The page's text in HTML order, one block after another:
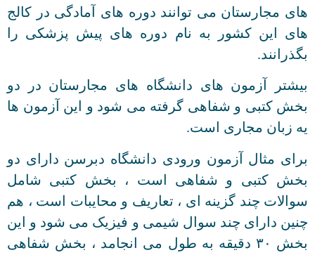
های مجارستان می توانند دوره های آمادگی در کالج
های این کشور به نام دوره های پیش پزشکی را
بگذرانند.
بیشتر آزمون های دانشگاه های مجارستان در دو
بخش کتبی و شفاهی گرفته می شود و این آزمون ها
یه زبان مجاری است.
برای مثال آزمون ورودی دانشگاه دبرسن دارای دو
بخش کتبی و شفاهی است ، بخش کتبی شامل
سوالات چند گزینه ای ، تعاریف و محایبات است ، هم
چنین دارای چند سوال شیمی و فیزیک می شود و این
بخش ۳۰ دقیقه به طول می انجامد ، بخش شفاهی